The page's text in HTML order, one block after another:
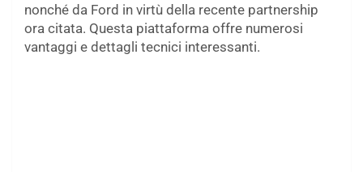
nonché da Ford in virtù della recente partnership
ora citata. Questa piattaforma offre numerosi
vantaggi e dettagli tecnici interessanti.